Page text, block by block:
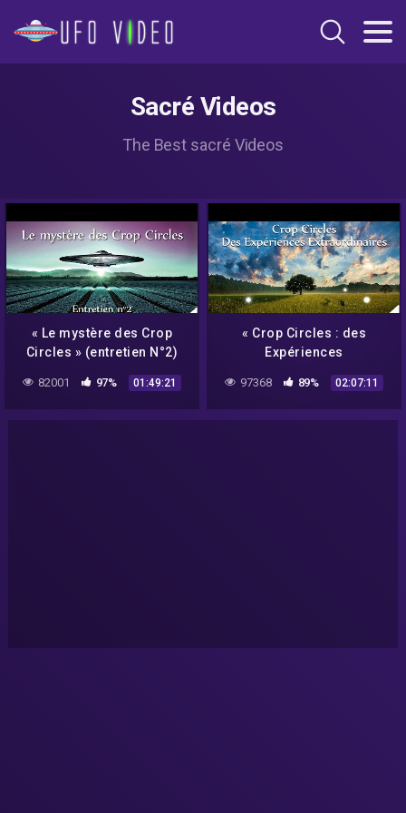
Sacré Videos
The Best sacré Videos
« Le mystère des Crop
Circles » (entretien N°2)
NURÉA TV
82001 97% 01:49:21
« Crop Circles : des
Expériences
Umberto Molinaro –
NURÉA TV
97368 89% 02:07:11